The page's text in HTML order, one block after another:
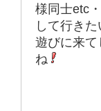
様同士etc
して行き
遊びに来て
ね